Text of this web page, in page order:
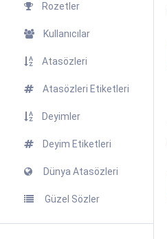
Rozetler
Kullanıcılar
Atasözleri
Atasözleri Etiketleri
Deyimler
Deyim Etiketleri
Dünya Atasözleri
Güzel Sözler